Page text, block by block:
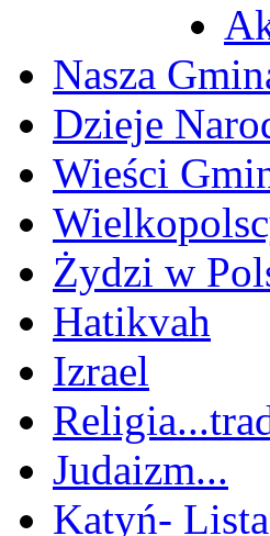
Nasza
Dzieje
Wieści
Żydzi w
Hatikvah
Izrael
Judaizm...
Katyń- Lista